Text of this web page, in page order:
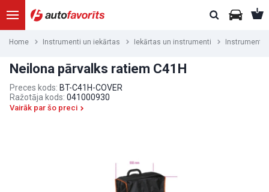
Home Instrumenti un iekārtas Iekārtas un instrumenti Instrumentu
Neilona pārvalks ratiem C41H
Preces kods: BT-C41H-COVER
Ražotāja kods: 041000930
Vairāk par šo preci